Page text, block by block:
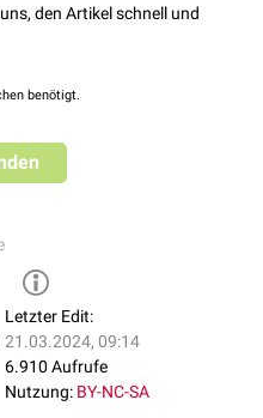
den Artikel schnell und
benötigt.
Letzter Edit:
21.03.2024, 09:14
6.910 Aufrufe
Nutzung: BY-NC-SA